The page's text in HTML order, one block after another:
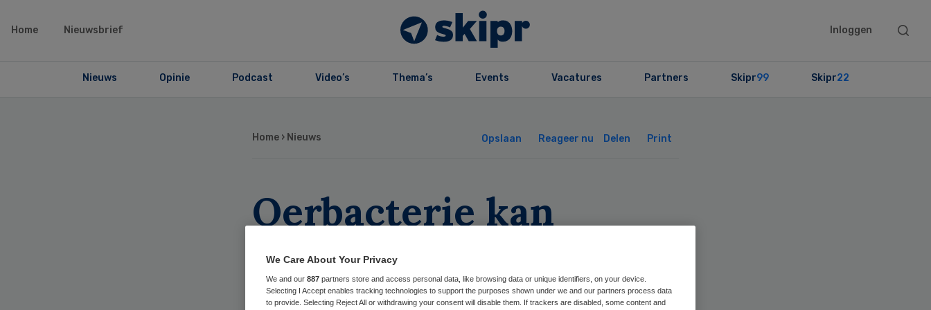
Home Nieuwsbrief Inloggen
Search
Nieuws Opinie Podcast Video’s Thema’s Events Vacatures Partners Skipr99 Skipr22
Home › Nieuws Opslaan Reageer nu Delen Print
Oerbacterie kan
overgewicht
voorspellen
We Care About Your Privacy
We and our 887 partners store and access personal data, like browsing data or unique identifiers, on your device.
Selecting I Accept enables tracking technologies to support the purposes shown under we and our partners process data
to provide. Selecting Reject All or withdrawing your consent will disable them. If trackers are disabled, some content and